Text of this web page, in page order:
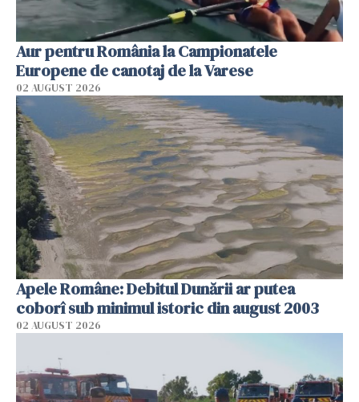
Aur pentru România la Campionatele
Europene de canotaj de la Varese
02 AUGUST 2026
Apele Române: Debitul Dunării ar putea
coborî sub minimul istoric din august 2003
02 AUGUST 2026